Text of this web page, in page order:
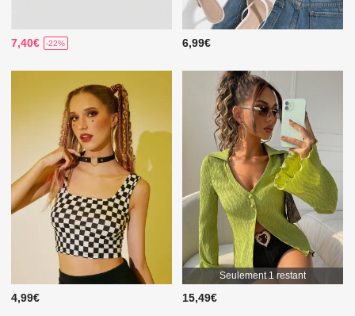
7,40€ -22% 6,99€
4,99€
Seulement 1 restant
15,49€